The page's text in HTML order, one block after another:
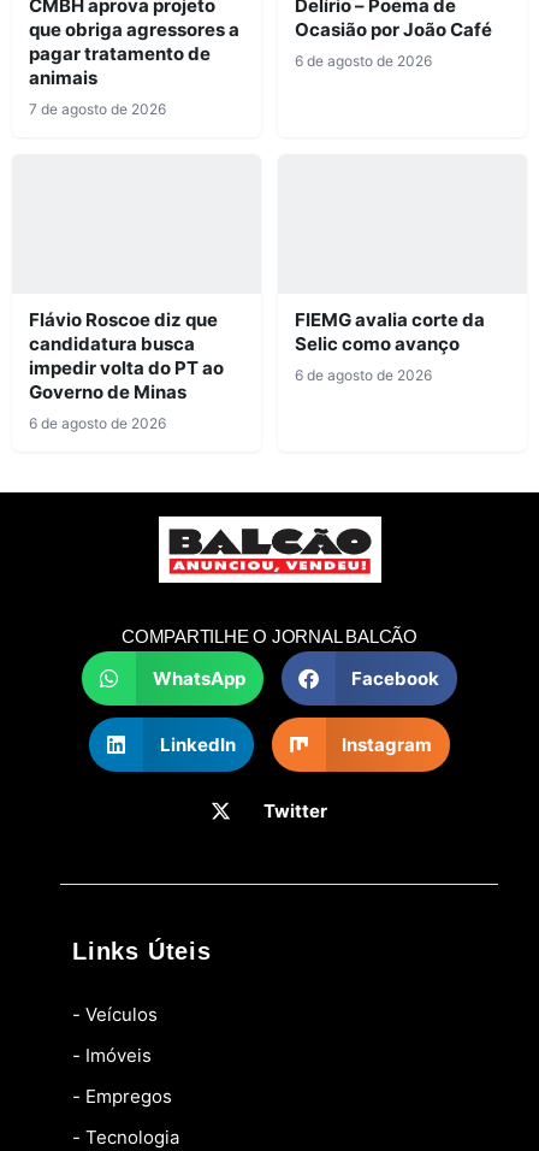
CMBH aprova projeto
que obriga agressores a
pagar tratamento de
animais
7 de agosto de 2026
Delírio – Poema de
Ocasião por João Café
6 de agosto de 2026
Flávio Roscoe diz que
candidatura busca
impedir volta do PT ao
Governo de Minas
6 de agosto de 2026
FIEMG avalia corte da
Selic como avanço
6 de agosto de 2026
COMPARTILHE O JORNAL BALCÃO
WhatsApp Facebook
LinkedIn Instagram
Twitter
Links Úteis
- Veículos
- Imóveis
- Empregos
- Tecnologia